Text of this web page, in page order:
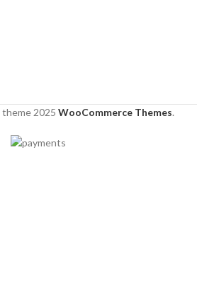
theme2025 WooCommerce Themes.